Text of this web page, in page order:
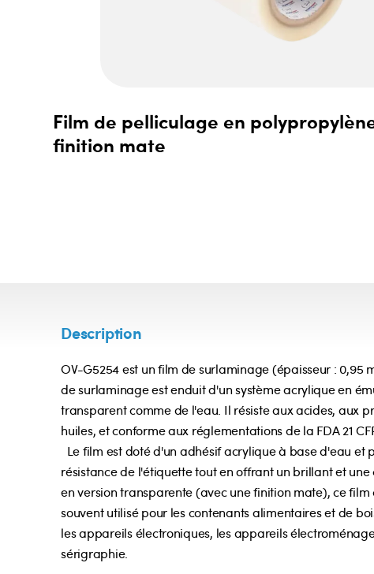
Film de pelliculage en
finition mate
Description
OV-G5254 est un film de surlaminage (épaisseur : 0,95
de surlaminage est enduit d'un système acrylique en
transparent comme de l'eau. Il résiste aux acides, aux
huiles, et conforme aux réglementations de la FDA 21 CFR
Le film est doté d'un adhésif acrylique à base d'eau et
résistance de l'étiquette tout en offrant un brillant et
en version transparente (avec une finition mate), ce
souvent utilisé pour les contenants alimentaires et de
les appareils électroniques, les appareils
sérigraphie.